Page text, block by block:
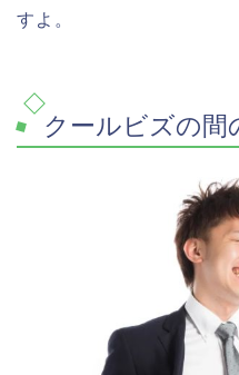
すよ。
クールビズの間